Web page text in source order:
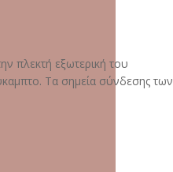
πλεκτή εξωτερική του
Τα σημεία σύνδεσης των